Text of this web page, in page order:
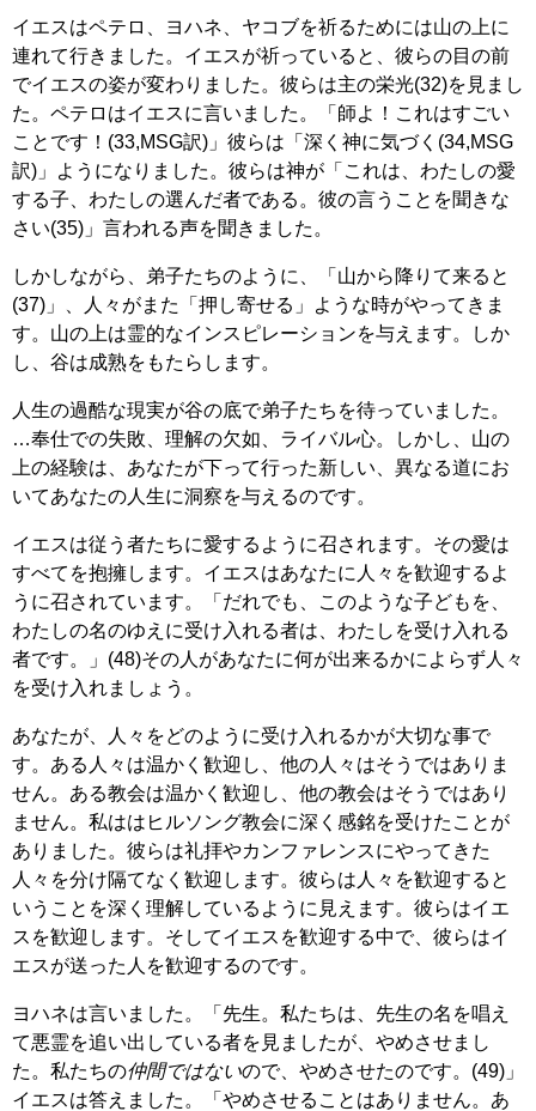
イエスはペテロ、ヨハネ、ヤコブを祈るためには山の上に
連れて行きました。イエスが祈っていると、彼らの目の前
でイエスの姿が変わりました。彼らは主の栄光(32)を見まし
た。ペテロはイエスに言いました。「師よ！これはすごい
ことです！(33,MSG訳)」彼らは「深く神に気づく(34,MSG
訳)」ようになりました。彼らは神が「これは、わたしの愛
する子、わたしの選んだ者である。彼の言うことを聞きな
さい(35)」言われる声を聞きました。
しかしながら、弟子たちのように、「山から降りて来ると
(37)」、人々がまた「押し寄せる」ような時がやってきま
す。山の上は霊的なインスピレーションを与えます。しか
し、谷は成熟をもたらします。
人生の過酷な現実が谷の底で弟子たちを待っていました。
…奉仕での失敗、理解の欠如、ライバル心。しかし、山の
上の経験は、あなたが下って行った新しい、異なる道にお
いてあなたの人生に洞察を与えるのです。
イエスは従う者たちに愛するように召されます。その愛は
すべてを抱擁します。イエスはあなたに人々を歓迎するよ
うに召されています。「だれでも、このような子どもを、
わたしの名のゆえに受け入れる者は、わたしを受け入れる
者です。」(48)その人があなたに何が出来るかによらず人々
を受け入れましょう。
あなたが、人々をどのように受け入れるかが大切な事で
す。ある人々は温かく歓迎し、他の人々はそうではありま
せん。ある教会は温かく歓迎し、他の教会はそうではあり
ません。私ははヒルソング教会に深く感銘を受けたことが
ありました。彼らは礼拝やカンファレンスにやってきた
人々を分け隔てなく歓迎します。彼らは人々を歓迎すると
いうことを深く理解しているように見えます。彼らはイエ
スを歓迎します。そしてイエスを歓迎する中で、彼らはイ
エスが送った人を歓迎するのです。
ヨハネは言いました。「先生。私たちは、先生の名を唱え
て悪霊を追い出している者を見ましたが、やめさせまし
た。私たちの仲間ではないので、やめさせたのです。(49)」
イエスは答えました。「やめさせることはありません。あ